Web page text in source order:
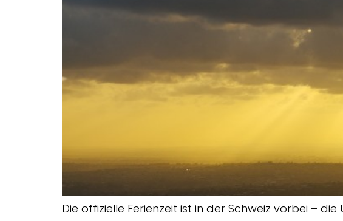
Die offizielle Ferienzeit ist in der Schweiz vorbei –